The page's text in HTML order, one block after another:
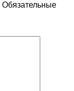
Обязательные